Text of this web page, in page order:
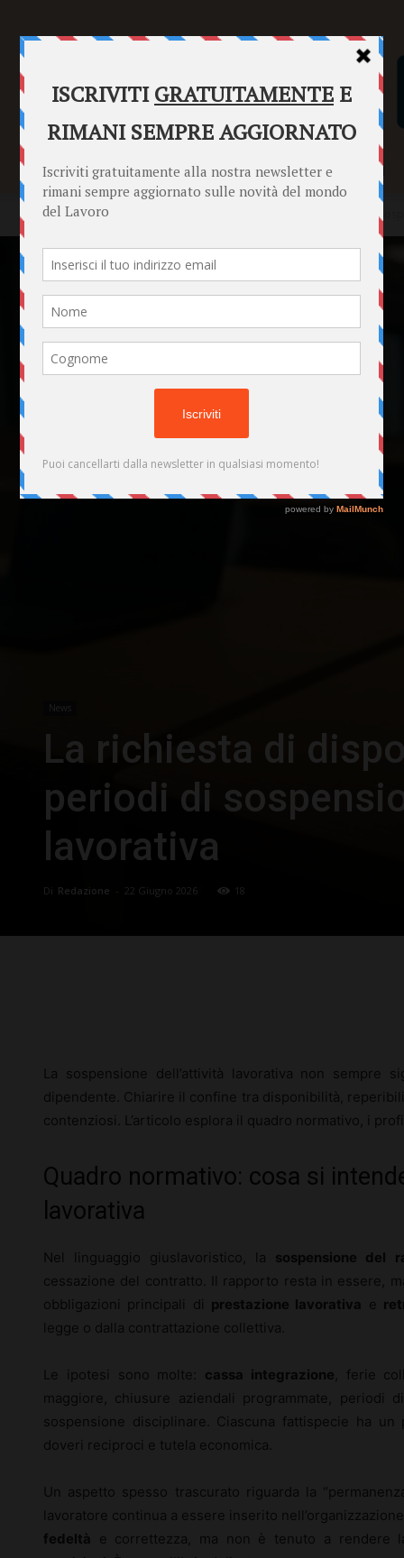
SENTENZE FORMULARI PUNTO INFORMAZIONI
Home News La richiesta di disponibilità durante i periodi di
News
La richiesta di
periodi di
lavorativa
Di Redazione 22 Giugno 2026 18
La sospensione dell’attività lavorativa non sempre
dipendente. Chiarire il confine tra disponibilità,
contenziosi. L’articolo esplora il quadro normativo, i
Quadro normativo: cosa si
lavorativa
Nel linguaggio giuslavoristico, la sospensione del
cessazione del contratto. Il rapporto resta in essere,
obbligazioni principali di prestazione lavorativa e
legge o dalla contrattazione collettiva.
Le ipotesi sono molte: cassa integrazione , ferie
maggiore, chiusure aziendali programmate, periodi
sospensione disciplinare. Ciascuna fattispecie ha
doveri reciproci e tutela economica.
Un aspetto spesso trascurato riguarda la
lavoratore continua a essere inserito
fedeltà
e correttezza, ma non è tenuto a rendere